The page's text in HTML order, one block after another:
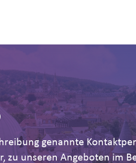
genannte
zu unseren Angeboten im